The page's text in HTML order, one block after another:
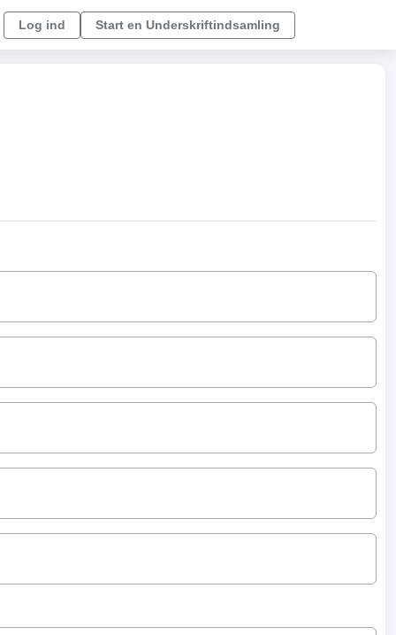
Log ind Start en Underskriftindsamling